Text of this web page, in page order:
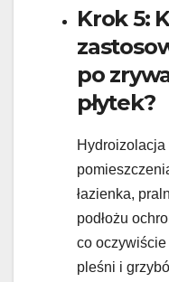
Krok 5:
po
płytek?
łazienka,
podłożu
co
pleśni i